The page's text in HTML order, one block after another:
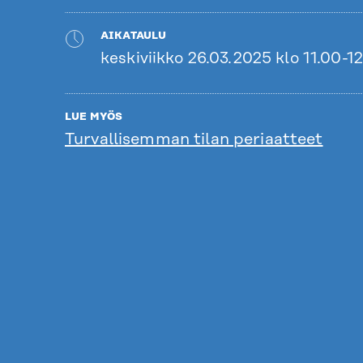
AIKATAULU
keskiviikko 26.03.2025 klo 11.00-
LUE MYÖS
Turvallisemman tilan periaatteet